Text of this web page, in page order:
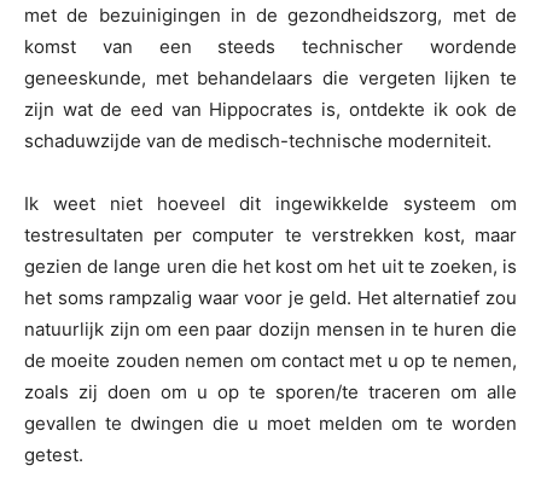
met de bezuinigingen in de gezondheidszorg, met de
komst van een steeds technischer wordende
geneeskunde, met behandelaars die vergeten lijken te
zijn wat de eed van Hippocrates is, ontdekte ik ook de
schaduwzijde van de medisch-technische moderniteit.
Ik weet niet hoeveel dit ingewikkelde systeem om
testresultaten per computer te verstrekken kost, maar
gezien de lange uren die het kost om het uit te zoeken, is
het soms rampzalig waar voor je geld. Het alternatief zou
natuurlijk zijn om een paar dozijn mensen in te huren die
de moeite zouden nemen om contact met u op te nemen,
zoals zij doen om u op te sporen/te traceren om alle
gevallen te dwingen die u moet melden om te worden
getest.